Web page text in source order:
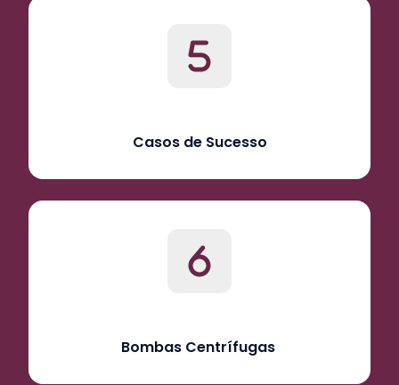
Casos de Sucesso
Bombas Centrífugas